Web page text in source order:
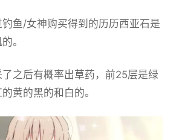
鱼/女神购买得到的历历西亚石是
。
之后有概率出草药，前25层是绿
黄的黑的和白的。